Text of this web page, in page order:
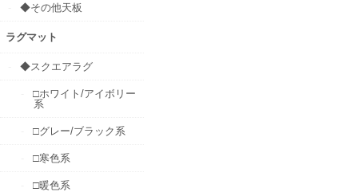
◆その他天板
ラグマット
◆スクエアラグ
□ホワイト/アイボリー
系
□グレー/ブラック系
□寒色系
□暖色系